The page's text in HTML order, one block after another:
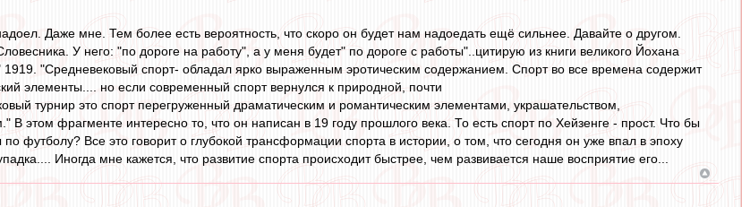
Даже мне. Тем более есть вероятность, что скоро он будет нам надоедать ещё сильнее. Давайте о другом.
У него: "по дороге на работу", а у меня будет" по дороге с работы"..цитирую из книги великого Йохана
1919. "Средневековый спорт- обладал ярко выраженным эротическим содержанием. Спорт во все времена содержит
элементы.... но если современный спорт вернулся к природной, почти
турнир это спорт перегруженный драматическим и романтическим элементами, украшательством,
этом фрагменте интересно то, что он написан в 19 году прошлого века. То есть спорт по Хейзенге - прост. Что бы
футболу? Все это говорит о глубокой трансформации спорта в истории, о том, что сегодня он уже впал в эпоху
Иногда мне кажется, что развитие спорта происходит быстрее, чем развивается наше восприятие его...